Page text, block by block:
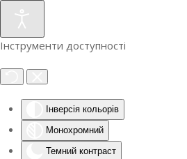
Інструменти доступності
Інверсія кольорів
Монохромний
Темний контраст